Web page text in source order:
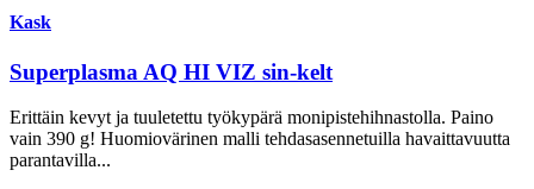
Kask
Superplasma AQ HI VIZ sin-kelt
Erittäin kevyt ja tuuletettu työkypärä monipistehihnastolla. Paino
vain 390 g! Huomiovärinen malli tehdasasennetuilla havaittavuutta
parantavilla...